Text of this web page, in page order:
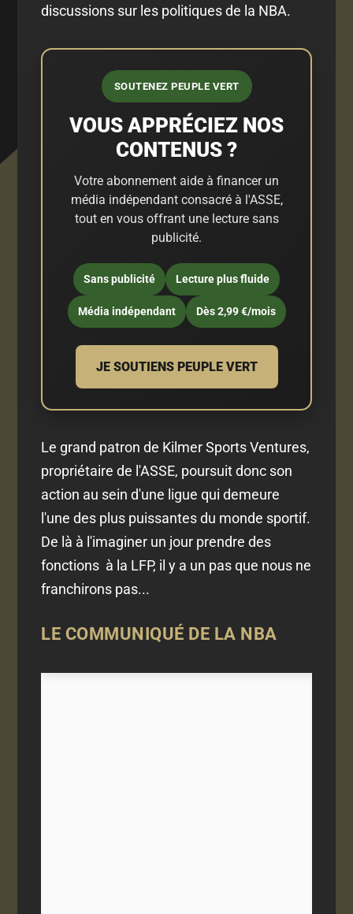
discussions sur les politiques de la NBA.
SOUTENEZ PEUPLE VERT
VOUS APPRÉCIEZ NOS
CONTENUS ?
Votre abonnement aide à financer un
média indépendant consacré à l'ASSE,
tout en vous offrant une lecture sans
publicité.
Sans publicité Lecture plus fluide
Média indépendant Dès 2,99 €/mois
JE SOUTIENS PEUPLE VERT
Le grand patron de Kilmer Sports Ventures,
propriétaire de l'ASSE, poursuit donc son
action au sein d'une ligue qui demeure
l'une des plus puissantes du monde sportif.
De là à l'imaginer un jour prendre des
fonctions à la LFP, il y a un pas que nous ne
franchirons pas...
LE COMMUNIQUÉ DE LA NBA